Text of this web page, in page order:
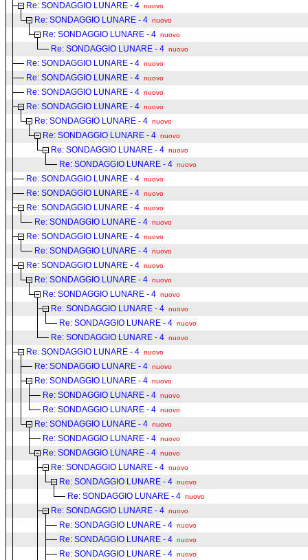
Re: SONDAGGIO LUNARE - 4 nuovo
Re: SONDAGGIO LUNARE - 4 nuovo
Re: SONDAGGIO LUNARE - 4 nuovo
Re: SONDAGGIO LUNARE - 4 nuovo
Re: SONDAGGIO LUNARE - 4 nuovo
Re: SONDAGGIO LUNARE - 4 nuovo
Re: SONDAGGIO LUNARE - 4 nuovo
Re: SONDAGGIO LUNARE - 4 nuovo
Re: SONDAGGIO LUNARE - 4 nuovo
Re: SONDAGGIO LUNARE - 4 nuovo
Re: SONDAGGIO LUNARE - 4 nuovo
Re: SONDAGGIO LUNARE - 4 nuovo
Re: SONDAGGIO LUNARE - 4 nuovo
Re: SONDAGGIO LUNARE - 4 nuovo
Re: SONDAGGIO LUNARE - 4 nuovo
Re: SONDAGGIO LUNARE - 4 nuovo
Re: SONDAGGIO LUNARE - 4 nuovo
Re: SONDAGGIO LUNARE - 4 nuovo
Re: SONDAGGIO LUNARE - 4 nuovo
Re: SONDAGGIO LUNARE - 4 nuovo
Re: SONDAGGIO LUNARE - 4 nuovo
Re: SONDAGGIO LUNARE - 4 nuovo
Re: SONDAGGIO LUNARE - 4 nuovo
Re: SONDAGGIO LUNARE - 4 nuovo
Re: SONDAGGIO LUNARE - 4 nuovo
Re: SONDAGGIO LUNARE - 4 nuovo
Re: SONDAGGIO LUNARE - 4 nuovo
Re: SONDAGGIO LUNARE - 4 nuovo
Re: SONDAGGIO LUNARE - 4 nuovo
Re: SONDAGGIO LUNARE - 4 nuovo
Re: SONDAGGIO LUNARE - 4 nuovo
Re: SONDAGGIO LUNARE - 4 nuovo
Re: SONDAGGIO LUNARE - 4 nuovo
Re: SONDAGGIO LUNARE - 4 nuovo
Re: SONDAGGIO LUNARE - 4 nuovo
Re: SONDAGGIO LUNARE - 4 nuovo
Re: SONDAGGIO LUNARE - 4 nuovo
Re: SONDAGGIO LUNARE - 4 nuovo
Re: SONDAGGIO LUNARE - 4 nuovo